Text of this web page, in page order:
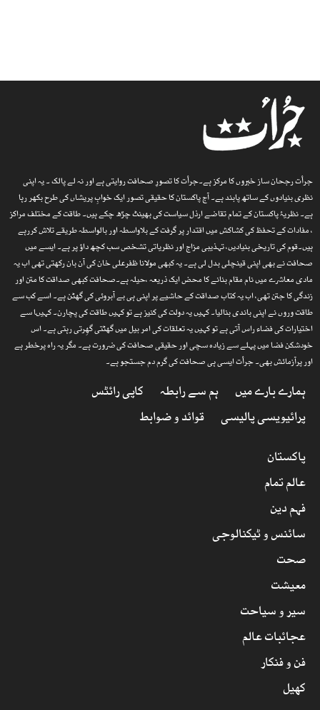
جرأت رجحان ساز خبروں کا مرکز ہے۔جرأت کا تصورِ صحافت روایتی ہے اور نہ لے پالک ۔ یہ اپنی
نظری بنیادوں کے ساتھ پابند ہے۔ آج پاکستان کا حقیقی تصور ایک خوابِ پریشاں کی طرح بکھر رہا
ہے۔ نظریۂ پاکستان کے تمام تقاضے ارذل سیاست کی بھینٹ چڑھ چکے ہیں۔ طاقت کے مختلف مراکز
، مفادات کے تحفظ کی کشاکش میں اقتدار پر گرفت کے بلاواسطہ اور بالواسطہ طریقے تلاش کررہے
ہیں۔قوم کی تاریخی بنیادیں، تہذیبی مزاج اور نظریاتی تشخص سب کچھ داؤ پر ہے۔ ایسے میں
صحافت نے بھی اپنی قینچلی بدل لی ہے۔ یہ کبھی مولانا ظفرعلی خان کی آن بان رکھتی تھی اب یہ
مادی معاشرے میں نام مقام بنانے کا محض ایک ذریعہ ،حیلہ ہے۔صحافت کبھی صداقت کا متن اور
زندگی کا جتن تھی، اب یہ کتاب صداقت کے حاشیے پر اپنی ہی بے آبروئی کی گھٹن ہے۔ اسے کب سے
طاقت وروں نے اپنی باندی بنالیا۔ کہیں یہ دولت کی کنیز ہے تو کہیں طاقت کی پچارن۔ کہیںا سے
اختیارات کی فضاء راس آتی ہے تو کہیں یہ تعلقات کی امر بیل میں گھٹتی گھِرتی رہتی ہے۔ اس
خودشکن فضا میں پہلے سے زیادہ سچی اور حقیقی صحافت کی ضرورت ہے۔ مگر یہ راہ پرخطر ہے
اور پرآزمائش بھی۔ جرأت ایسی ہی صحافت کی گرم دم جستجو ہے۔
ہمارے بارے میں ہم سے رابطہ
کاپی رائٹس
پرائیویسی پالیسی
قوائد و ضوابط
پاکستان
عالم تمام
فہم دین
سائنس و ٹیکنالوجی
صحت
معیشت
سیر و سیاحت
عجائبات عالم
فن و فنکار
کھیل